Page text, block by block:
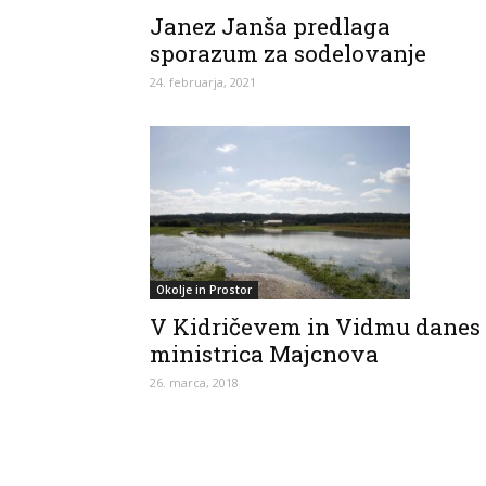
Janez Janša predlaga
sporazum za sodelovanje
24. februarja, 2021
Okolje in Prostor
V Kidričevem in Vidmu danes
ministrica Majcnova
26. marca, 2018